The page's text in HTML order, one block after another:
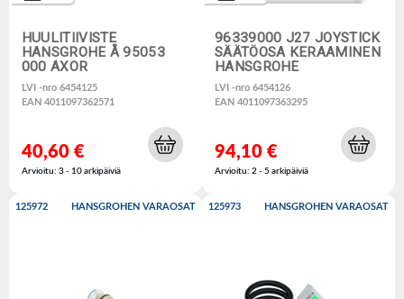
HUULITIIVISTE
HANSGROHE Å 95053
000 AXOR
LVI -nro 6454125
EAN 4011097362571
40,60 €
Arvioitu: 3 - 10 arkipäiviä
96339000 J27 JOYSTICK
SÄÄTÖOSA KERAAMINEN
HANSGROHE
LVI -nro 6454126
EAN 4011097363295
94,10 €
Arvioitu: 2 - 5 arkipäiviä
125972 HANSGROHEN VARAOSAT 125973 HANSGROHEN VARAOSAT